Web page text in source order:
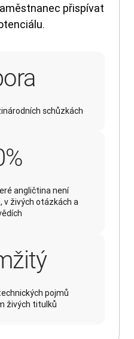
přispívat
schůzkách
%
angličtina není
živých otázkách a
pojmů
živých titulků